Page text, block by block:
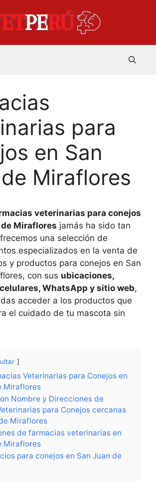
para
en San
Miraflores
veterinarias para conejos
Miraflores jamás ha sido tan
una selección de
especializados en la venta de
y productos para conejos en San
con sus ubicaciones,
WhatsApp y sitio web,
acceder a los productos que
el cuidado de tu mascota sin
Veterinarias para Conejos en
Miraflores
Nombre y Direcciones de
para Conejos cercanas
Miraflores
de farmacias veterinarias en
Miraflores
para conejos en San Juan de